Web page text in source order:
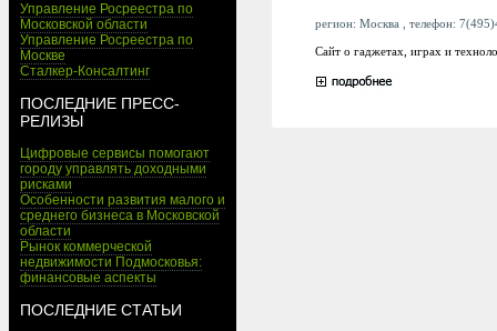
Управление Росреестра по
Московской области
Управление Росреестра по
Москве
Сталкер-Консалтинг
ПОСЛЕДНИЕ ПРЕСС-
РЕЛИЗЫ
Цифровые сервисы помогают
городу управлять доходными
рисками
Особенности развития малого и
среднего бизнеса в Московской
области
Рынок коммерческой
недвижимости Подмосковья:
финансовые аспекты
ПОСЛЕДНИЕ СТАТЬИ
регион: Москва , телефон:
Сайт о гаджетах, играх и